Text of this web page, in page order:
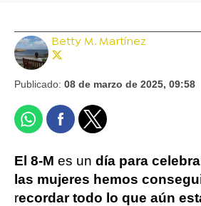
Betty M. Martínez
Publicado: 08 de marzo de 2025, 09:58
El 8-M es un día para
las mujeres hemos
recordar todo lo que aún